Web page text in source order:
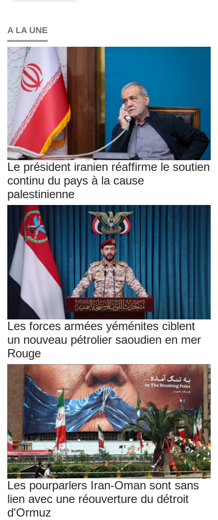
A LA UNE
Le président iranien réaffirme le soutien
continu du pays à la cause
palestinienne
Les forces armées yéménites ciblent
un nouveau pétrolier saoudien en mer
Rouge
Les pourparlers Iran-Oman sont sans
lien avec une réouverture du détroit
d'Ormuz